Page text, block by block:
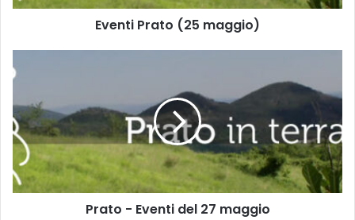
a
2
m
a
g
i
o
Eventi Prato (25 maggio)
r
t
o
-
v
e
Prato - Eventi del 27 maggio